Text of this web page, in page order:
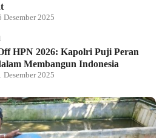
Desember 2025
HPN 2026: Kapolri Puji Peran
Membangun Indonesia
Desember 2025